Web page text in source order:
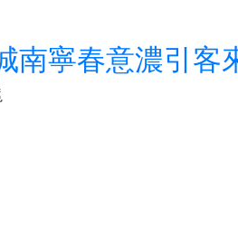
南寧春意濃引客